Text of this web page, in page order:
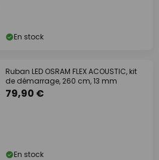
En stock
Ruban LED OSRAM FLEX ACOUSTIC, kit
de démarrage, 260 cm, 13 mm
79,90 €
En stock